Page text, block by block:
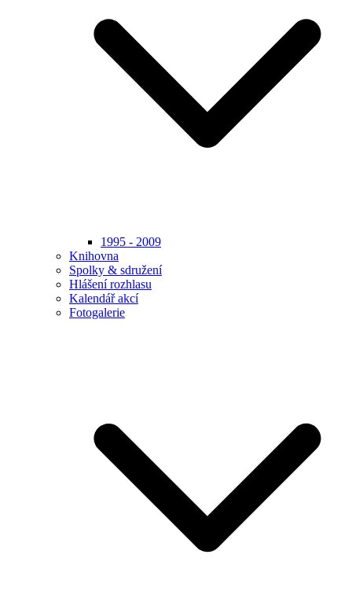
1995 - 2009
Knihovna
Spolky & sdružení
Hlášení rozhlasu
Kalendář akcí
Fotogalerie